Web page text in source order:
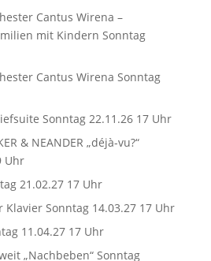
Cantus Wirena –
mit Kindern Sonntag
Cantus Wirena Sonntag
Sonntag 22.11.26 17 Uhr
& NEANDER „déjà-vu?“
Uhr
21.02.27 17 Uhr
Klavier Sonntag 14.03.27 17 Uhr
11.04.27 17 Uhr
„Nachbeben“ Sonntag